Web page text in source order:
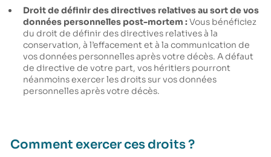
Droit de définir des directives relatives au sort de vos
données personnelles post-mortem :Vous bénéficiez
du droit de définir des directives relatives à la
conservation, à l’effacement et à la communication de
vos données personnelles après votre décès. A défaut
de directive de votre part, vos héritiers pourront
néanmoins exercer les droits sur vos données
personnelles après votre décès.
Comment exercer ces droits ?